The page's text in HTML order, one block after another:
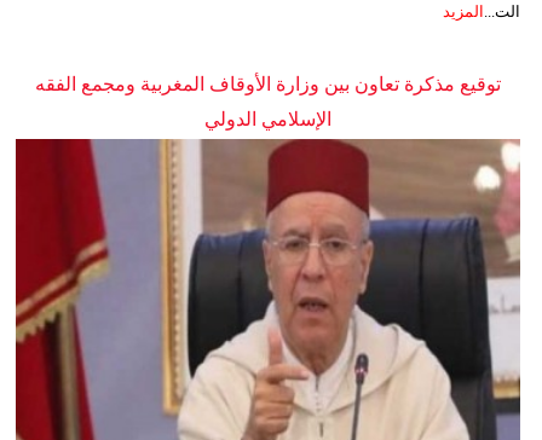
الت...
المزيد
توقيع مذكرة تعاون بين وزارة الأوقاف المغربية ومجمع الفقه
الإسلامي الدولي